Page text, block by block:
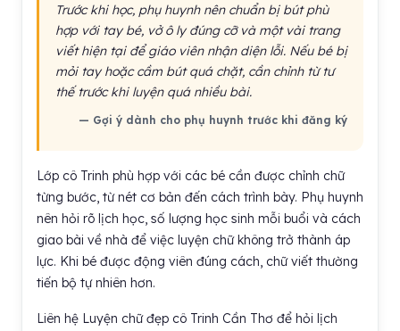
Trước khi học, phụ huynh nên chuẩn bị bút phù
hợp với tay bé, vở ô ly đúng cỡ và một vài trang
viết hiện tại để giáo viên nhận diện lỗi. Nếu bé bị
mỏi tay hoặc cầm bút quá chặt, cần chỉnh từ tư
thế trước khi luyện quá nhiều bài.
— Gợi ý dành cho phụ huynh trước khi đăng ký
Lớp cô Trinh phù hợp với các bé cần được chỉnh chữ
từng bước, từ nét cơ bản đến cách trình bày. Phụ huynh
nên hỏi rõ lịch học, số lượng học sinh mỗi buổi và cách
giao bài về nhà để việc luyện chữ không trở thành áp
lực. Khi bé được động viên đúng cách, chữ viết thường
tiến bộ tự nhiên hơn.
Liên hệ Luyện chữ đẹp cô Trinh Cần Thơ để hỏi lịch